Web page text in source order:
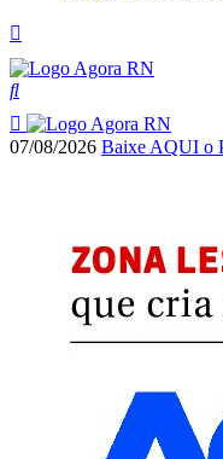
07/08/2026 Baixe AQUI o